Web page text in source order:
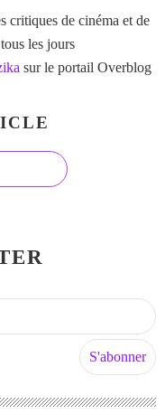
critiques de cinéma et de
les jours
sur le portail Overblog